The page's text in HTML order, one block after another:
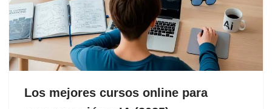
Los mejores cursos online para